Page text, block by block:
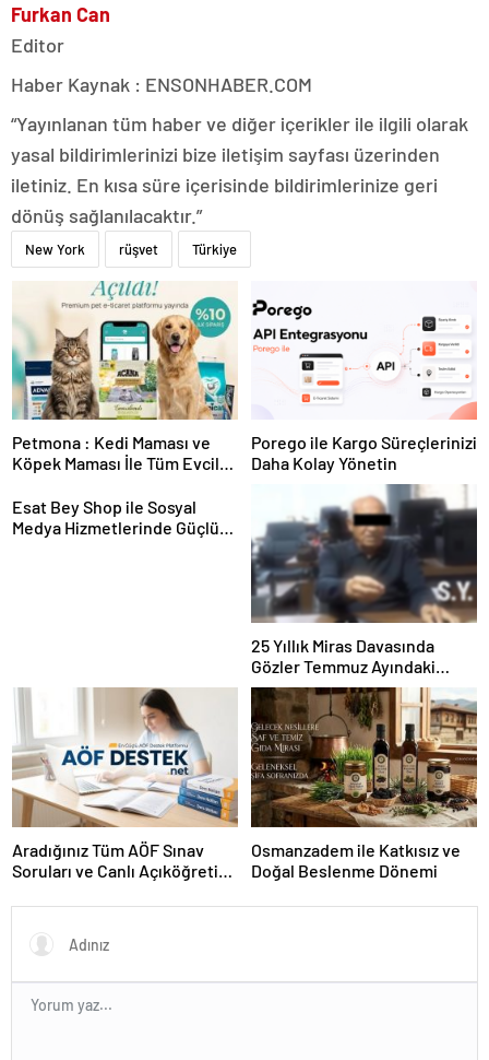
Furkan Can
Editor
Haber Kaynak : ENSONHABER.COM
“Yayınlanan tüm haber ve diğer içerikler ile ilgili olarak
yasal bildirimlerinizi bize iletişim sayfası üzerinden
iletiniz. En kısa süre içerisinde bildirimlerinize geri
dönüş sağlanılacaktır.”
New York rüşvet Türkiye
Petmona : Kedi Maması ve
Köpek Maması İle Tüm Evcil
Porego ile Kargo Süreçlerinizi
Daha Kolay Yönetin
Esat Bey Shop ile Sosyal
Medya Hizmetlerinde Güçlü
25 Yıllık Miras Davasında
Gözler Temmuz Ayındaki
Karar Duruşmasına Çevrildi
Aradığınız Tüm AÖF Sınav
Soruları ve Canlı Açıköğretim
Osmanzadem ile Katkısız ve
Doğal Beslenme Dönemi